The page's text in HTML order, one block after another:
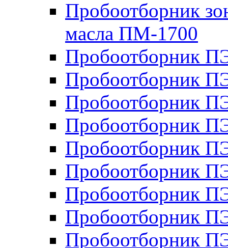
Пробоотборник
масла ПМ-1700
Пробоотборник
Пробоотборник
Пробоотборник
Пробоотборник
Пробоотборник
Пробоотборник
Пробоотборник
Пробоотборник
Пробоотборник